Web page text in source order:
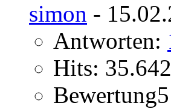
simon -
Antworten:
Hits: 35.642